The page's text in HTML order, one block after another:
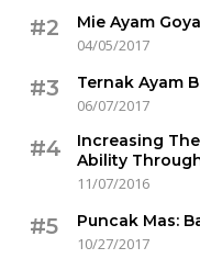
#2
Mie Ayam
04/05/2017
#3
Ternak Ayam
06/07/2017
#4
Increasing
Ability
11/07/2016
#5
Puncak Mas:
10/27/2017